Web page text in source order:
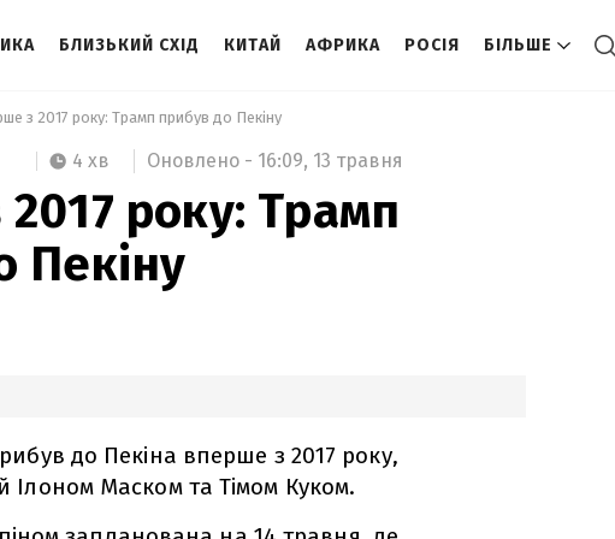
БЛИЗЬКИЙ СХІД КИТАЙ АФРИКА РОСІЯ БІЛЬШЕ
з 2017 року: Трамп прибув до Пекіну
4 хв Оновлено - 16:09, 13 травня
року: Трамп
Пекіну
до Пекіна вперше з 2017 року,
Ілоном Маском та Тімом Куком.